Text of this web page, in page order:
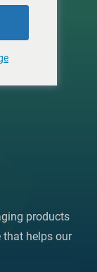
products
that helps our